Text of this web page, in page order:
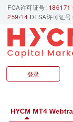
FCA许可证号: 186171
259/14 DFSA许可证号:
登录
网页版
HYCM MT4